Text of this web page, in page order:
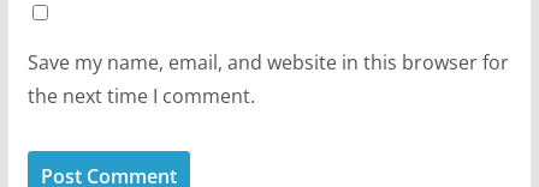
Save my name, email, and website in this browser for
the next time I comment.